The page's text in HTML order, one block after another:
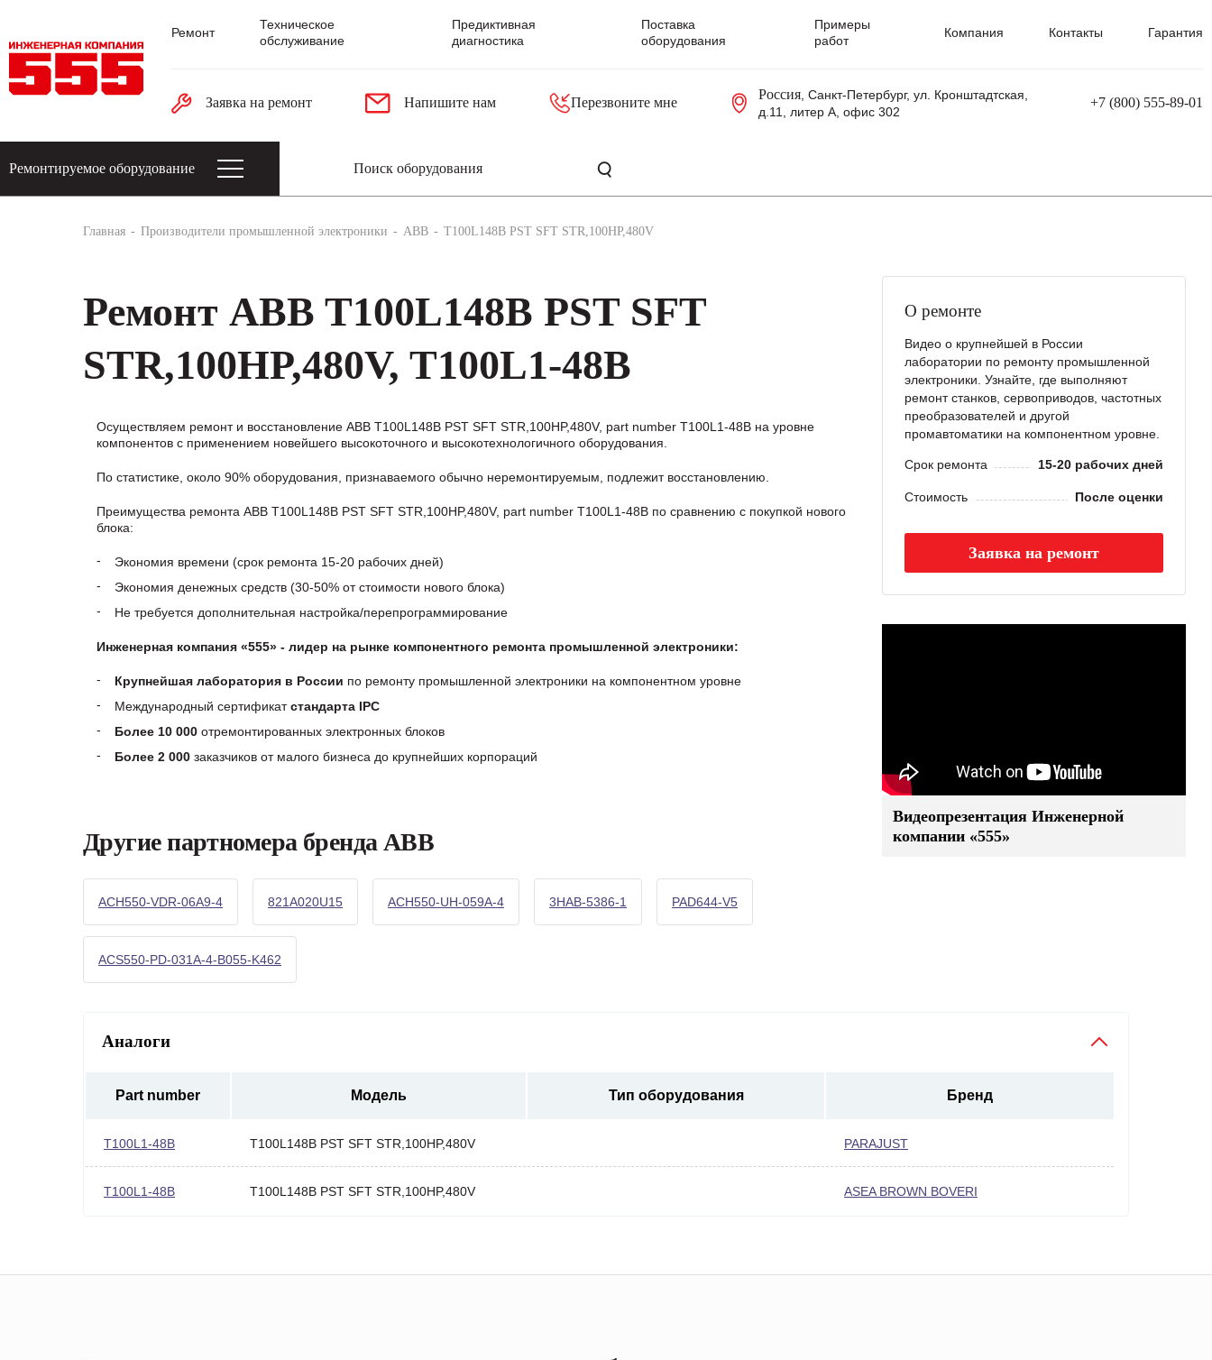
Ремонт
Техническое
обслуживание
Предиктивная
диагностика
Поставка
оборудования
Примеры
работ
Компания Контакты Гарантия
Заявка на ремонт Напишите нам Перезвоните мне
Россия, Санкт-Петербург, ул. Кронштадтская,
д.11, литер А, офис 302
+7 (800) 555-89-01
Ремонтируемое оборудование
Главная Производители промышленной электроники ABB T100L148B PST SFT STR,100HP,480V
Ремонт ABB T100L148B PST SFT
STR,100HP,480V, T100L1-48B
Осуществляем ремонт и восстановление ABB T100L148B PST SFT STR,100HP,480V, part number T100L1-48B на уровне
компонентов с применением новейшего высокоточного и высокотехнологичного оборудования.
По статистике, около 90% оборудования, признаваемого обычно неремонтируемым, подлежит восстановлению.
Преимущества ремонта ABB T100L148B PST SFT STR,100HP,480V, part number T100L1-48B по сравнению с покупкой нового
блока:
Экономия времени (срок ремонта 15-20 рабочих дней)
Экономия денежных средств (30-50% от стоимости нового блока)
Не требуется дополнительная настройка/перепрограммирование
Инженерная компания «555» - лидер на рынке компонентного ремонта промышленной электроники:
Крупнейшая лаборатория в России по ремонту промышленной электроники на компонентном уровне
Международный сертификатстандарта IPC
Более 10 000 отремонтированных электронных блоков
Более 2 000 заказчиков от малого бизнеса до крупнейших корпораций
Другие партномера бренда ABB
ACH550-VDR-06A9-4 821A020U15 ACH550-UH-059A-4 3HAB-5386-1 PAD644-V5
ACS550-PD-031A-4-B055-K462
О ремонте
Видео о крупнейшей в России
лаборатории по ремонту промышленной
электроники. Узнайте, где выполняют
ремонт станков, сервоприводов, частотных
преобразователей и другой
промавтоматики на компонентном уровне.
Срок ремонта 15-20 рабочих дней
Стоимость После оценки
Заявка на ремонт
Видеопрезентация Инженерной
компании «555»
Аналоги
Part number Модель Тип оборудования Бренд
T100L1-48B T100L148B PST SFT STR,100HP,480V PARAJUST
T100L1-48B T100L148B PST SFT STR,100HP,480V ASEA BROWN BOVERI